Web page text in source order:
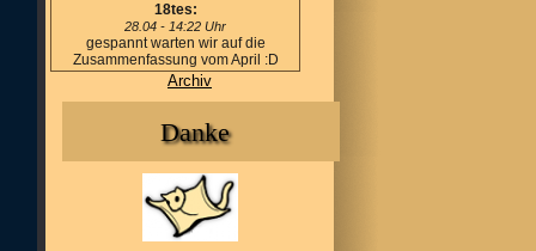
18tes:
28.04 - 14:22 Uhr
gespannt warten wir auf die
Zusammenfassung vom April :D
Archiv
Danke